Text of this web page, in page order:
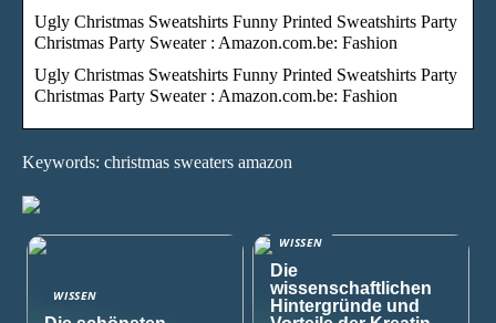
Ugly Christmas Sweatshirts Funny Printed Sweatshirts Party
Christmas Party Sweater : Amazon.com.be: Fashion
Ugly Christmas Sweatshirts Funny Printed Sweatshirts Party
Christmas Party Sweater : Amazon.com.be: Fashion
Keywords: christmas sweaters amazon
WISSEN
WISSEN
Die
wissenschaftlichen
Hintergründe und